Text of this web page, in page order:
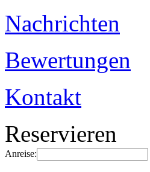
Nachrichten
Bewertungen
Kontakt
Reservieren
Anreise: